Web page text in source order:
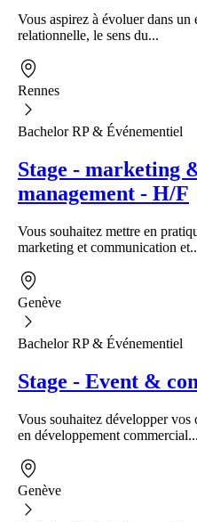
Vous aspirez à évoluer dans
relationnelle, le sens du...
Rennes
Bachelor RP & Événementiel
Stage - marketing
management - H/F
Vous souhaitez mettre en
marketing et communication
Genève
Bachelor RP & Événementiel
Stage - Event &
Vous souhaitez développer vos
en développement commercial...
Genève